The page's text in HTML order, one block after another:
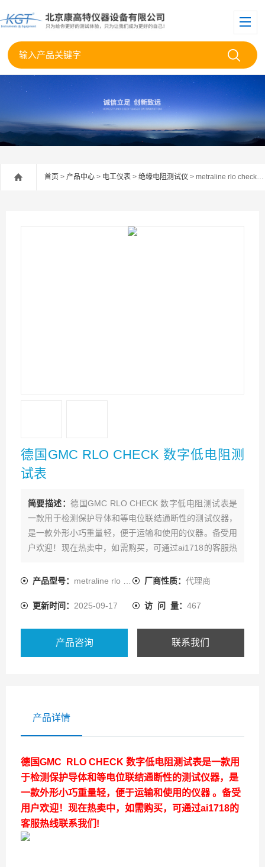
首页 > 产品中心 > 电工仪表 > 绝缘电阻测试仪 > metraline rlo check德国GMC RLO CHECK 数字低电阻测试表
德国GMC RLO CHECK 数字低电阻测
试表
简要描述：德国GMC RLO CHECK 数字低电阻测试表是
一款用于检测保护导体和等电位联结通断性的测试仪器，
是一款外形小巧重量轻，便于运输和使用的仪器。备受用
户欢迎！现在热卖中，如需购买，可通过ai1718的客服热
产品型号： metraline rlo check 厂商性质： 代理商
更新时间： 2025-09-17 访 问 量： 467
产品咨询 联系我们
产品详情
德国GMC RLO CHECK 数字低电阻测试表是一款用
于检测保护导体和等电位联结通断性的测试仪器，是
一款外形小巧重量轻，便于运输和使用的仪器 。备受
用户欢迎！现在热卖中，如需购买，可通过ai1718的
客服热线联系我们!